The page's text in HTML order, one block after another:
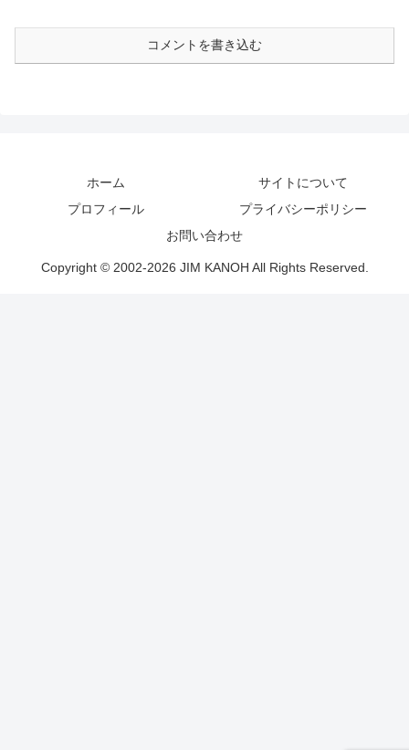
コメントを書き込む
ホーム
サイトについて
プロフィール
プライバシーポリシー
お問い合わせ
Copyright © 2002-2026 JIM KANOH All Rights Reserved.